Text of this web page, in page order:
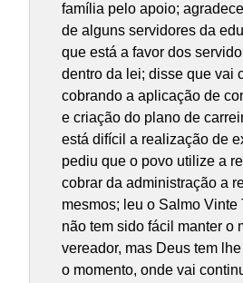
família pelo apoio;
de alguns servidores da
que está a favor dos
dentro da lei; disse que vai
cobrando a aplicação de
e criação do plano de
está difícil a realização de
pediu que o povo utilize a
cobrar da administração a
mesmos; leu o Salmo Vinte
não tem sido fácil manter o
vereador, mas Deus tem
o momento, onde vai